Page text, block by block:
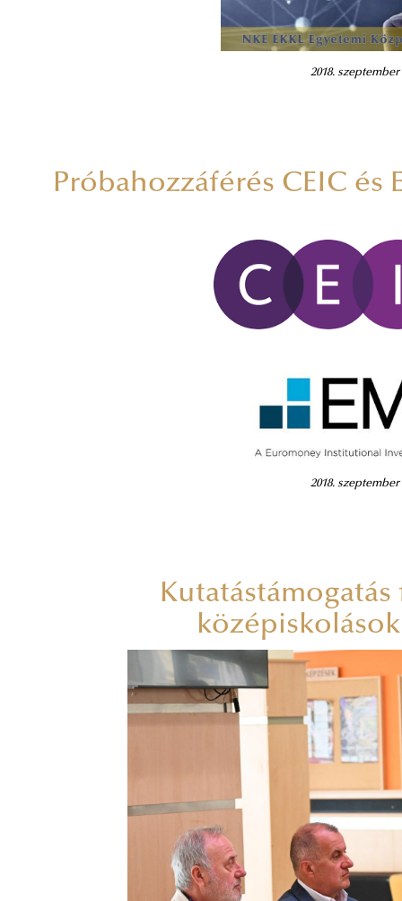
2018. szeptember
Próbahozzáférés CEIC és
2018. szeptember